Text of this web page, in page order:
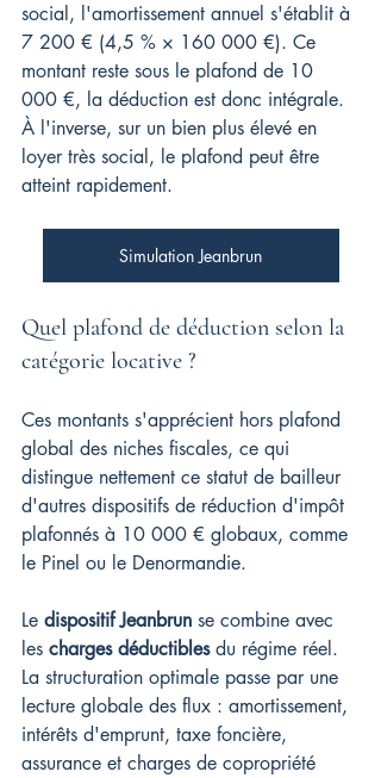
social, l'amortissement annuel s'établit à
7 200 € (4,5 % × 160 000 €). Ce
montant reste sous le plafond de 10
000 €, la déduction est donc intégrale.
À l'inverse, sur un bien plus élevé en
loyer très social, le plafond peut être
atteint rapidement.
Simulation Jeanbrun
Quel plafond de déduction selon la
catégorie locative ?
Ces montants s'apprécient hors plafond
global des niches fiscales, ce qui
distingue nettement ce statut de bailleur
d'autres dispositifs de réduction d'impôt
plafonnés à 10 000 € globaux, comme
le Pinel ou le Denormandie.
Le dispositif Jeanbrun se combine avec
les charges déductibles du régime réel.
La structuration optimale passe par une
lecture globale des flux : amortissement,
intérêts d'emprunt, taxe foncière,
assurance et charges de copropriété